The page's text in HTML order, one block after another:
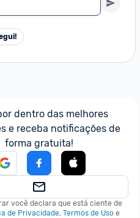
dentro das melhores
e receba notificações de
forma gratuita!
você declara que está ciente de
de Privacidade, Termos de Uso e